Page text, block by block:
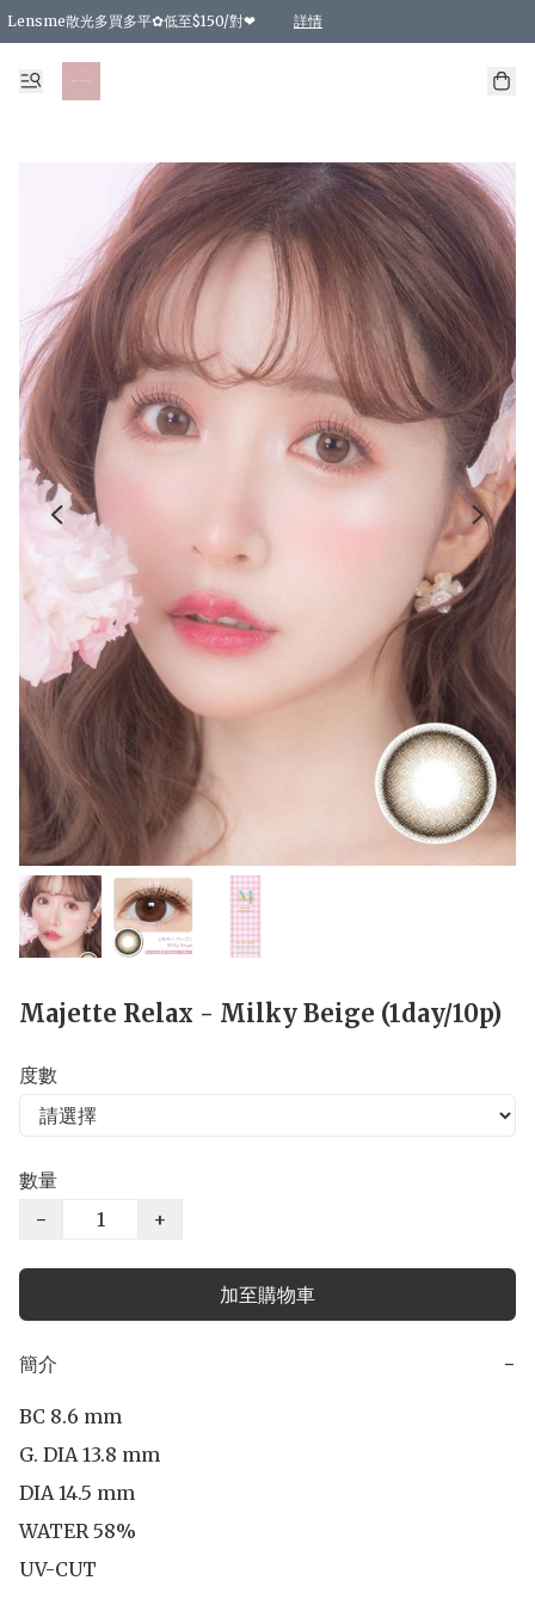
Lensme散光多買多平✿低至$150/對❤ 詳情
台灣Karacon⁩✧日拋 特價清貨❁⃘
日本韓國多款日/月拋現貨☼ 特價❤︎數量有限 售完即止
🇰🇷韓國多款月拋現貨 特價兩對$99✿數量有限 售完即止♫
精選商品，任選買2件或以上9 折；買4件或以上85 折；買6件或以上8 折
精選商品，任選買2件HKD 140.00；買4件HKD 260.00
精選商品，任選買2件HKD 190.00；買4件HKD 360.00
精選商品，任選買2件HKD 110.00；買4件HKD 180.00
精選商品，任選買2件HKD 170.00；買4件HKD 320.00
精選商品，任選買2件或以上減HKD 148.00
精選商品，任選買2件或以上減HKD 148.00
精選商品，任選買2件或以上95 折；買4件或以上9 折；買6件或以上85 折；買8件
精選商品，任選買12件或以上87 折
精選商品，任選買2件或以上減HKD 16.00；買4件或以上減HKD 32.00；買6
精選商品，任選買2件或以上95 折；買4件或以上9 折；買8件或以上85 折；買12
購物滿 HKD 800.00即享免運費優惠！（適用於 特定的送貨方式 )
Majette Relax - Milky Beige (1day/10p)
度數
數量
−
+
加至購物車
簡介 −
BC 8.6 mm
G. DIA 13.8 mm
DIA 14.5 mm
WATER 58%
UV-CUT